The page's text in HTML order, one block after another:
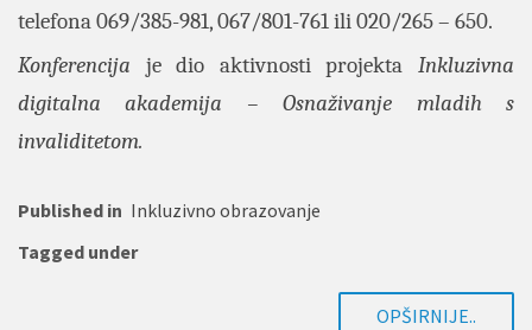
telefona 069/385-981, 067/801-761 ili 020/265 – 650.
Konferencija je dio aktivnosti projekta Inkluzivna
digitalna akademija – Osnaživanje mladih s
invaliditetom.
Published in Inkluzivno obrazovanje
Tagged under
OPŠIRNIJE..